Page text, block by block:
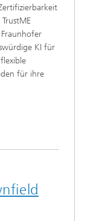
KI für
für ihre